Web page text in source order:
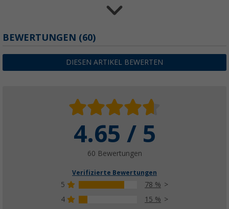
Haustier Pflegebürste
2, 99€9,63 €
Peggy Peg Starter Kit Schraubheringe Set
Über 100)
63, 99€UVP81,95 €
BEWERTUNGEN (60)
DIESEN ARTIKEL BEWERTEN
4.65 / 5
60 Bewertungen
Verifizierte Bewertungen
5
78 %
4
15 %